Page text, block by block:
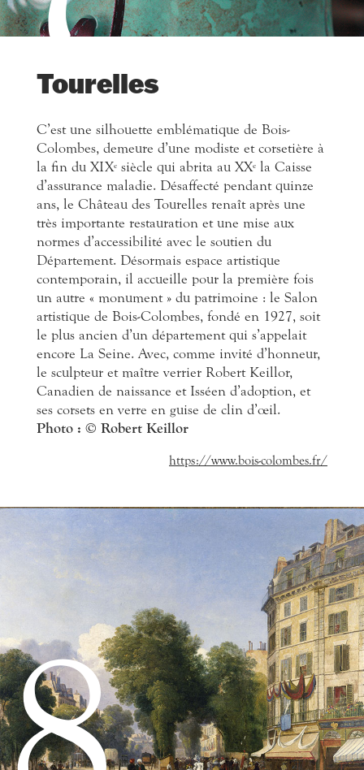
Tourelles
C’est une silhouette emblématique de Bois-
Colombes, demeure d’une modiste et corsetière à
la fin du XIXe siècle qui abrita au XXe la Caisse
d’assurance maladie. Désaffecté pendant quinze
ans, le Château des Tourelles renaît après une
très importante restauration et une mise aux
normes d’accessibilité avec le soutien du
Département. Désormais espace artistique
contemporain, il accueille pour la première fois
un autre « monument » du patrimoine : le Salon
artistique de Bois-Colombes, fondé en 1927, soit
le plus ancien d’un département qui s’appelait
encore La Seine. Avec, comme invité d’honneur,
le sculpteur et maître verrier Robert Keillor,
Canadien de naissance et Isséen d’adoption, et
ses corsets en verre en guise de clin d’œil.
Photo : © Robert Keillor
https://www.bois-colombes.fr/